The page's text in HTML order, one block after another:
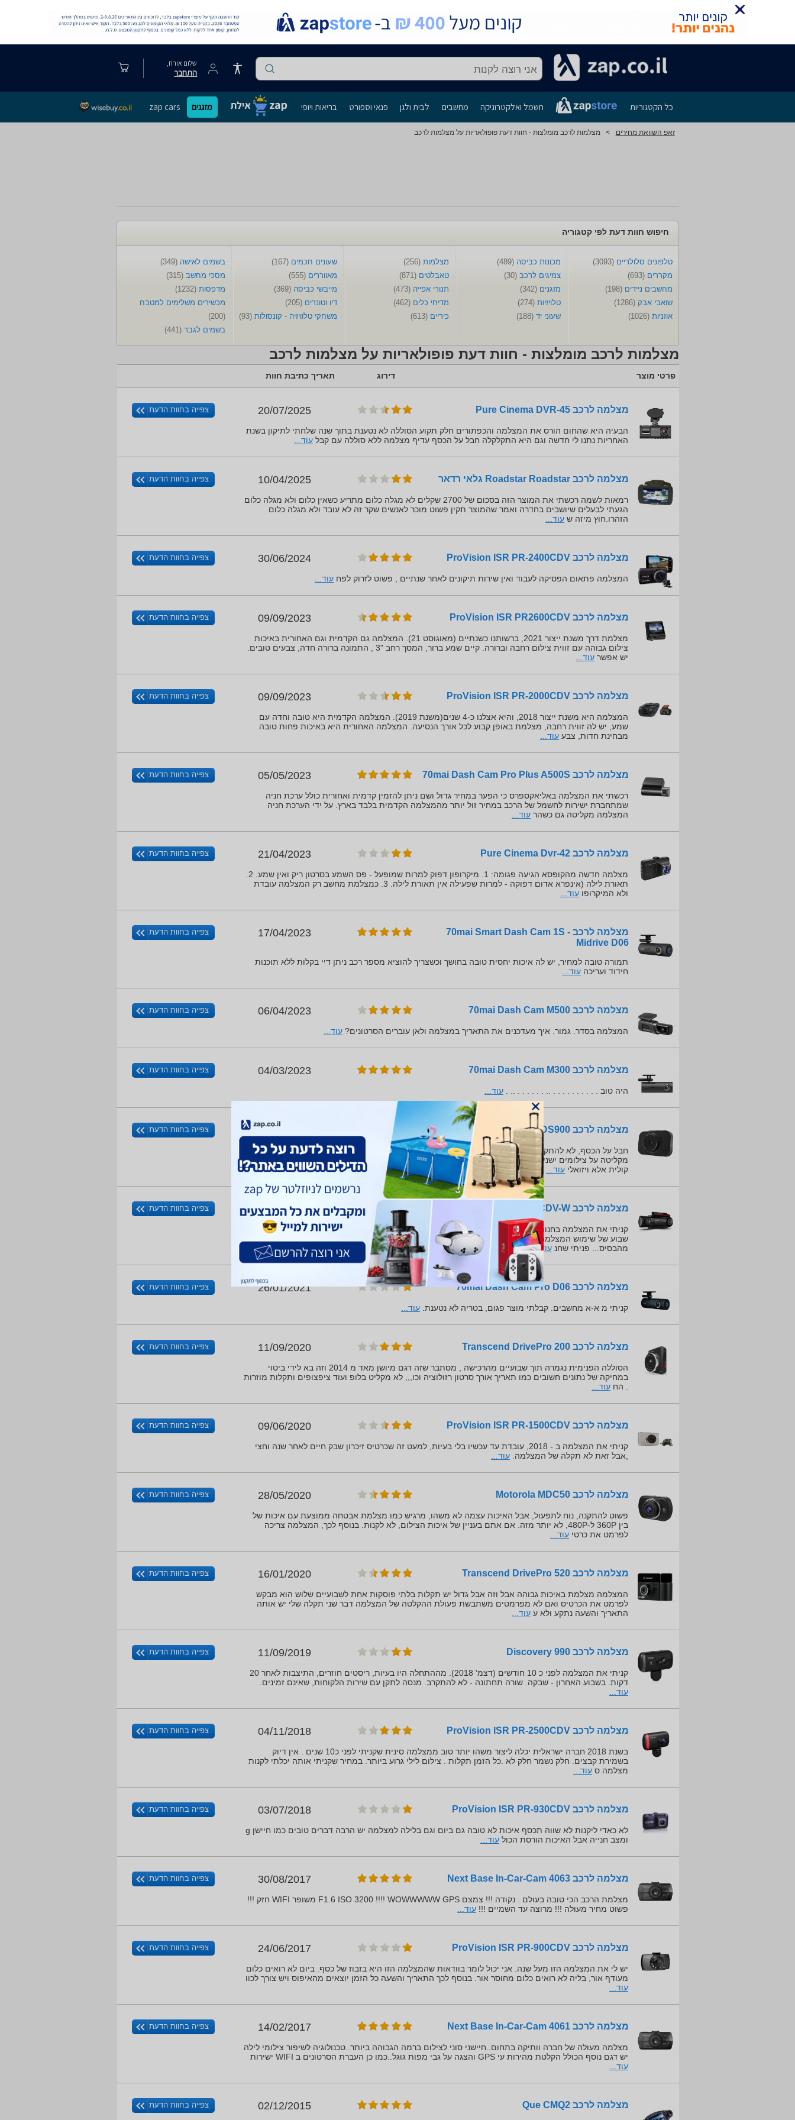
אני רוצה לקנות
שלום אורח,
התחבר
כל הקטגוריות חשמל ואלקטרוניקה מחשבים לבית ולגן פנאי וספורט בריאות ויופי מזגנים zap cars
זאפ השוואת מחירים > מצלמות לרכב מומלצות - חוות דעת פופולאריות על מצלמות לרכב
חיפוש חוות דעת לפי קטגוריה
טלפונים סלולריים (3093)
מקררים (693)
מחשבים ניידים (198)
שואבי אבק (1286)
אוזניות (1026)
מכונות כביסה (489)
צמיגים לרכב (30)
מזגנים (342)
טלויזיות (274)
שעוני יד (188)
מצלמות (256)
טאבלטים (871)
תנורי אפייה (473)
מדיחי כלים (462)
כיריים (613)
שעונים חכמים (167)
מאווררים (555)
מייבשי כביסה (369)
דיו וטונרים (205)
משחקי טלוויזיה - קונסולות (93)
בשמים לאישה (349)
מסכי מחשב (315)
מדפסות (1232)
מכשירים משלימים למטבח
(200)
בשמים לגבר (441)
מצלמות לרכב מומלצות - חוות דעת פופולאריות על מצלמות לרכב
פרטי מוצר דירוג תאריך כתיבת חוות
מצלמה לרכב Pure Cinema DVR-45 20/07/2025 צפייה בחוות הדעת
הבעיה היא שהחום הורס את המצלמה והכפתורים חלק תקוע הסוללה לא נטענת בתוך שנה שלחתי לתיקון בשנת
האחריות נתנו לי חדשה וגם היא התקלקלה חבל על הכסף עדיף מצלמה ללא סוללה עם קבל עוד...
מצלמה לרכב Roadstar Roadstar גלאי רדאר 10/04/2025 צפייה בחוות הדעת
רמאות לשמה רכשתי את המוצר הזה בסכום של 2700 שקלים לא מגלה כלום מתריע כשאין כלום ולא מגלה כלום
הגעתי לבעלים שיושבים בחדרה ואמר שהמוצר תקין פשוט מוכר לאנשים שקר זה לא עובד ולא מגלה כלום
הזהרו.חוץ מיזה ש עוד...
מצלמה לרכב ProVision ISR PR-2400CDV 30/06/2024 צפייה בחוות הדעת
המצלמה פתאום הפסיקה לעבוד ואין שירות תיקונים לאחר שנתיים , פשוט לזרוק לפח עוד...
מצלמה לרכב ProVision ISR PR2600CDV 09/09/2023 צפייה בחוות הדעת
מצלמת דרך משנת ייצור 2021, ברשותנו כשנתיים (מאוגוסט 21). המצלמה גם הקדמית וגם האחורית באיכות
צילום גבוהה עם זווית צילום רחבה וברורה. קיים שמע ברור, המסך רחב "3 , התמונה ברורה חדה, צבעים טובים.
יש אפשר עוד...
מצלמה לרכב ProVision ISR PR-2000CDV 09/09/2023 צפייה בחוות הדעת
המצלמה היא משנת ייצור 2018, והיא אצלנו כ-4 שנים(משנת 2019). המצלמה הקדמית היא טובה וחדה עם
שמע, יש לה זווית רחבה, מצלמת באופן קבוע לכל אורך הנסיעה. המצלמה האחורית היא באיכות פחות טובה
מבחינת חדות, צבע עוד...
מצלמה לרכב 70mai Dash Cam Pro Plus A500S 05/05/2023 צפייה בחוות הדעת
רכשתי את המצלמה באליאקספרס כי הפער במחיר גדול ושם ניתן להזמין קדמית ואחורית כולל ערכת חניה
שמתחברת ישירות לחשמל של הרכב במחיר זול יותר מהמצלמה הקדמית בלבד בארץ. על ידי הערכת חניה
המצלמה מקליטה גם כשהר עוד...
מצלמה לרכב Pure Cinema Dvr-42 21/04/2023 צפייה בחוות הדעת
תאורת לילה (אינפרא אדום דפוקה - למרות שפעילה אין תאורת לילה. 3. כמצלמת מחשב רק המצלמה עובדת
ולא המיקרופו עוד...
מצלמה לרכב 70mai Smart Dash Cam 1S -
Midrive D06
17/04/2023 צפייה בחוות הדעת
תמורה טובה למחיר, יש לה איכות יחסית טובה בחושך וכשצריך להוציא מספר רכב ניתן דיי בקלות ללא תוכנות
חידוד ועריכה עוד...
מצלמה לרכב 70mai Dash Cam M500 06/04/2023 צפייה בחוות הדעת
המצלמה בסדר. גמור. איך מעדכנים את התאריך במצלמה ולאן עוברים הסרטונים? עוד...
מצלמה לרכב 70mai Dash Cam M300 04/03/2023 צפייה בחוות הדעת
היה טוב . . . . . . . . . . .. . . . . . . .. . עוד...
מצלמה לרכב Discovery DS900 19/02/2023 צפייה בחוות הדעת
חבל על הכסף, לא להתקרב. איכות הסרטה גרועה, באור יום לא רואים אפילו אורות ברקס של רכב ממול. לא
מקליטה על צילומים ישנים. כמעט בכל יום הכרטיס מתמלא מהסרטות. ברגע שהכרטיס מתמלא אין התראה
קולית אלא ויזואלי עוד...
מצלמה לרכב ProVision ISR PR-3550CDV-W 31/07/2021 צפייה בחוות הדעת
קניתי את המצלמה בחנות פיקוק מחשבים, אחלה שירות!! אבל מצלמה פשוט זבל מבחינת איכות החומר, אחרי
שבוע של שימוש המצלמה התחילה להתכבות ולהדלק מחדש כל 10 שניות... כמו כן המסך התחיל להתנתק
מהבסיס... פניתי שחנ עוד...
מצלמה לרכב 70mai Dash Cam Pro D06 26/01/2021 צפייה בחוות הדעת
קניתי מ א-א מחשבים. קבלתי מוצר פגום, בטריה לא נטענת. עוד...
מצלמה לרכב Transcend DrivePro 200 11/09/2020 צפייה בחוות הדעת
הסוללה הפנימית נגמרה תוך שבועיים מהרכישה , מסתבר שזה דגם מיושן מאד מ 2014 וזה בא לידי ביטוי
במחיקה של נתונים חשובים כמו תאריך אורך סרטון רזולוציה וכו,,, לא מקליט בלופ ועוד ציפצופים ותקלות מוזרות
. הח עוד...
מצלמה לרכב ProVision ISR PR-1500CDV 09/06/2020 צפייה בחוות הדעת
קניתי את המצלמה ב - 2018, עובדת עד עכשיו בלי בעיות, למעט זה שכרטיס זיכרון שבק חיים לאחר שנה וחצי
,אבל זאת לא תקלה של המצלמה. עוד...
מצלמה לרכב Motorola MDC50 28/05/2020 צפייה בחוות הדעת
פשוט להתקנה, נוח לתפעול, אבל האיכות עצמה לא משהו, מרגיש כמו מצלמת אבטחה ממוצעת עם איכות של
בין 360P ל-480P, לא יותר מזה. אם אתם בעניין של איכות הצילום, לא לקנות. בנוסף לכך, המצלמה צריכה
לפרמט את כרטי עוד...
מצלמה לרכב Transcend DrivePro 520 16/01/2020 צפייה בחוות הדעת
המצלמה מצלמת באיכות גבוהה אבל וזה אבל גדול יש תקלות בלתי פוסקות אחת לשבועיים שלוש הוא מבקש
לפרמט את הכרטיס ואם לא מפרמטים משתבשת פעולת ההקלטה של המצלמה דבר שני תקלה שלי יש אותה
התאריך והשעה נתקע ולא ע עוד...
מצלמה לרכב Discovery 990 11/09/2019 צפייה בחוות הדעת
קניתי את המצלמה לפני כ 10 חודשים (דצמ' 2018). מההתחלה היו בעיות, ריסטים חוזרים, התיצבות לאחר 20
דקות. בשבוע האחרון - שבקה. שורה תחתונה - לא להתקרב. מנסה לתקן עם שירות הלקוחות, שאינם זמינים.
עוד...
מצלמה לרכב ProVision ISR PR-2500CDV 04/11/2018 צפייה בחוות הדעת
בשנת 2018 חברה ישראלית יכלה ליצור משהו יותר טוב ממצלמה סינית שקניתי לפני כ10 שנים . אין דיוק
בשמירת קבצים. חלק נשמר חלק לא .כל הזמן תקלות . צילום לילי גרוע ביותר. במחיר שקניתי אותה יכלתי לקנות
מצלמה ס עוד...
מצלמה לרכב ProVision ISR PR-930CDV 03/07/2018 צפייה בחוות הדעת
לא כאדי ליקנות לא שווה תכסף איכות לא טובה גם ביום וגם בלילה למצלמה יש הרבה דברים טובים כמו חיישן g
ומצב חנייה אבל האיכות הורסת הכול עוד...
מצלמה לרכב Next Base In-Car-Cam 4063 30/08/2017 צפייה בחוות הדעת
מצלמת הרכב הכי טובה בעולם . נקודה !!! צמצם F1.6 ISO 3200 !!!! WOWWWWW GPS משופר WIFI חזק !!!
פשוט מחיר מעולה !!! מרוצה עד השמיים !!! עוד...
מצלמה לרכב ProVision ISR PR-900CDV 24/06/2017 צפייה בחוות הדעת
יש לי את המצלמה הזו מעל שנה. אני יכול לומר בוודאות שהמצלמה הזו היא בזבוז של כסף. ביום לא רואים כלום
מעודף אור, בליה לא רואים כלום מחוסר אור. בנוסף לכך התאריך והשעה כל הזמן יוצאים מהאיפוס ויש צורך לכוו
עוד...
מצלמה לרכב Next Base In-Car-Cam 4061 14/02/2017 צפייה בחוות הדעת
מצלמה מעולה של חברה וותיקה בתחום..חיישני סוני לצילום ברמה הגבוהה ביותר..טכנולוגיה לשיפור צילומי לילה
יש דגם נוסף הכולל הקלטת מהירות עי GPS והצגה על גבי מפות גוגל..כמו כן העברת הסרטונים ב WIFI ישירות
עוד...
מצלמה לרכב Que CMQ2 02/12/2015 צפייה בחוות הדעת